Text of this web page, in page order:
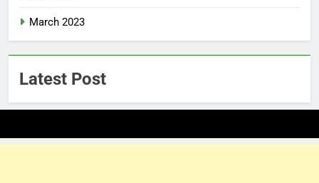
March 2023
Latest Post